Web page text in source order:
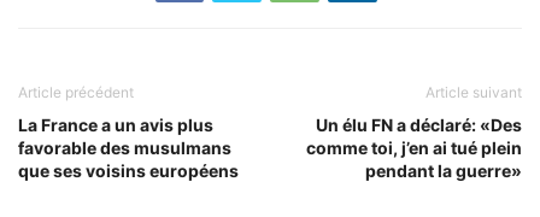
Article précédent
La France a un avis plus
favorable des musulmans
que ses voisins européens
Article suivant
Un élu FN a déclaré: «Des
comme toi, j’en ai tué plein
pendant la guerre»